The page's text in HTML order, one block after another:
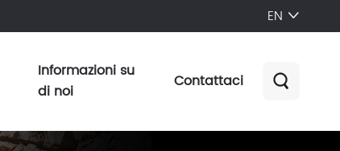
EN 
Informazioni su
di noi
Contattaci 